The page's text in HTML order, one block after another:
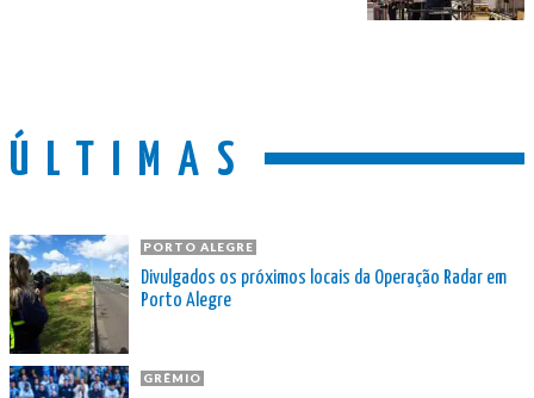
ÚLTIMAS
PORTO ALEGRE
Divulgados os próximos locais da Operação Radar em
Porto Alegre
GRÊMIO